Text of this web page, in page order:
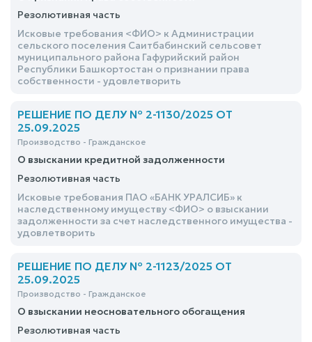
Резолютивная часть
Исковые требования <ФИО> к Администрации
сельского поселения Саитбабинский сельсовет
муниципального района Гафурийский район
Республики Башкортостан о признании права
собственности - удовлетворить
РЕШЕНИЕ ПО ДЕЛУ № 2-1130/2025 ОТ
25.09.2025
Производство - Гражданское
О взыскании кредитной задолженности
Резолютивная часть
Исковые требования ПАО «БАНК УРАЛСИБ» к
наследственному имуществу <ФИО> о взыскании
задолженности за счет наследственного имущества -
удовлетворить
РЕШЕНИЕ ПО ДЕЛУ № 2-1123/2025 ОТ
25.09.2025
Производство - Гражданское
О взыскании неосновательного обогащения
Резолютивная часть